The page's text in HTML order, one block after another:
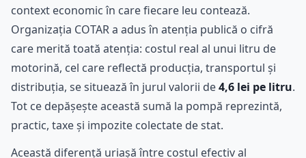
context economic în care fiecare leu contează.
Organizația COTAR a adus în atenția publică o cifră
care merită toată atenția: costul real al unui litru de
motorină, cel care reflectă producția, transportul și
distribuția, se situează în jurul valorii de4,6 lei pe litru.
Tot ce depășește această sumă la pompă reprezintă,
practic, taxe și impozite colectate de stat.
Această diferență uriașă între costul efectiv al